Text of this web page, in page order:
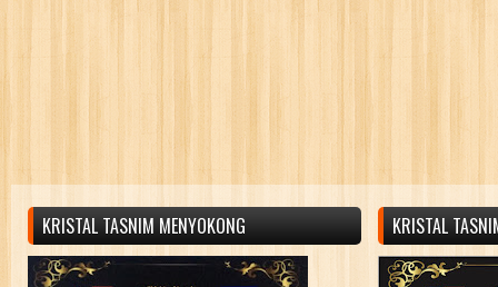
KRISTAL TASNIM MENYOKONG KRISTAL